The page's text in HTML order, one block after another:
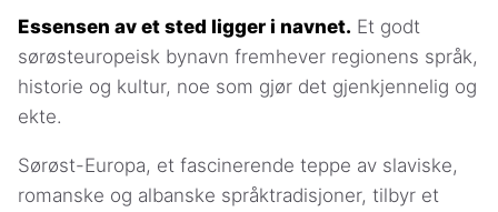
Essensen av et sted ligger i navnet. Et godt
sørøsteuropeisk bynavn fremhever regionens språk,
historie og kultur, noe som gjør det gjenkjennelig og
ekte.
Sørøst-Europa, et fascinerende teppe av slaviske,
romanske og albanske språktradisjoner, tilbyr et